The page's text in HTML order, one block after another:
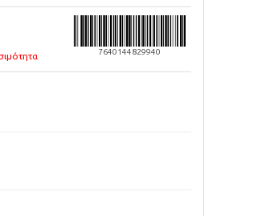
7640144829940